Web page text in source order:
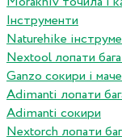
Інструменти
Naturehike
Nextool лопати
Ganzo сокири і
Adimanti лопати
Adimanti сокири
Nextorch лопати